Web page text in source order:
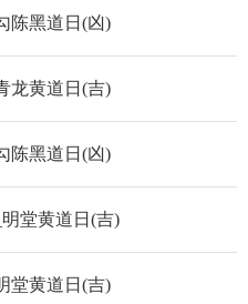
陈黑道日(凶)
龙黄道日(吉)
陈黑道日(凶)
堂黄道日(吉)
堂黄道日(吉)